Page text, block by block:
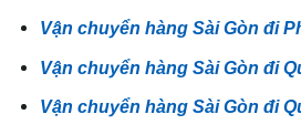
Vận chuyển hàng Sài Gòn đi
Vận chuyển hàng Sài Gòn đi
Vận chuyển hàng Sài Gòn đi